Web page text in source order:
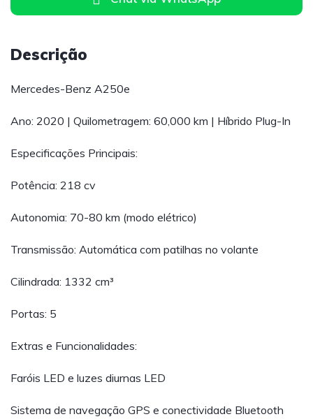
Descrição
Mercedes-Benz A250e
Ano: 2020 | Quilometragem: 60,000 km | Híbrido Plug-In
Especificações Principais:
Potência: 218 cv
Autonomia: 70-80 km (modo elétrico)
Transmissão: Automática com patilhas no volante
Cilindrada: 1332 cm³
Portas: 5
Extras e Funcionalidades:
Faróis LED e luzes diurnas LED
Sistema de navegação GPS e conectividade Bluetooth